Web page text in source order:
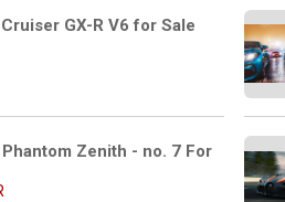
GX-R V6 for Sale
Zenith - no. 7 For